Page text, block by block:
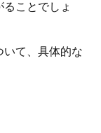
ことでしょ
いて、具体的な